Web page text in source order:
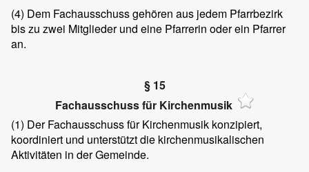
(4) Dem Fachausschuss gehören aus jedem Pfarrbezirk
bis zu zwei Mitglieder und eine Pfarrerin oder ein Pfarrer
an.
§ 15
Fachausschuss für Kirchenmusik
(1) Der Fachausschuss für Kirchenmusik konzipiert,
koordiniert und unterstützt die kirchenmusikalischen
Aktivitäten in der Gemeinde.